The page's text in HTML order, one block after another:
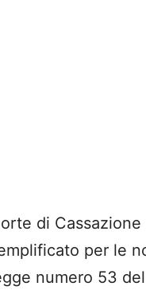
di
per le
numero 53